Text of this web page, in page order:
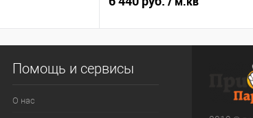
Помощь и сервисы
О нас